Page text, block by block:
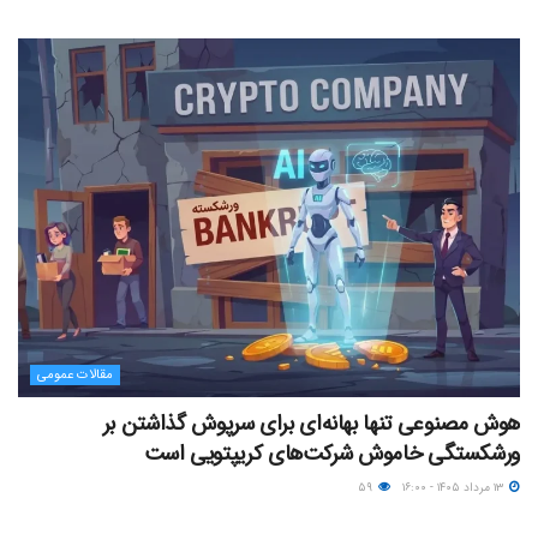
مقالات عمومی
هوش مصنوعی تنها بهانه‌ای برای سرپوش گذاشتن بر
ورشکستگی خاموش شرکت‌های کریپتویی است